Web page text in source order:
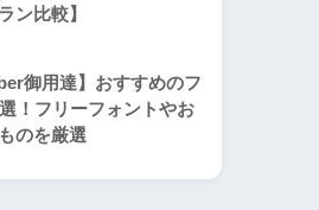
ン比較】
御用達】おすすめのフ
！フリーフォントやお
のを厳選